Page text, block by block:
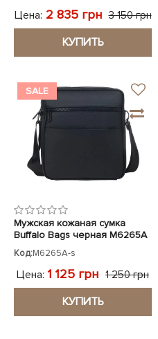
Цена: 2 835 грн 3 150 грн
КУПИТЬ
SALE
Мужская кожаная сумка
Buffalo Bags черная M6265A
Код:M6265A-s
Цена: 1 125 грн 1 250 грн
КУПИТЬ